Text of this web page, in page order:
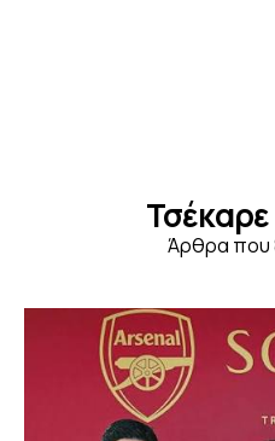
Άρθρα που